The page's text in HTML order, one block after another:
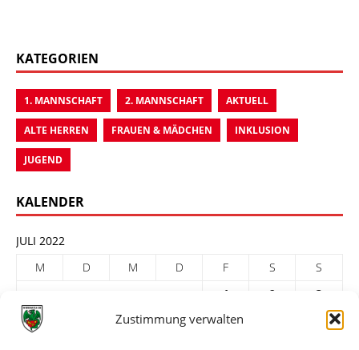
Zustimmung verwalten
KATEGORIEN
1. MANNSCHAFT 2. MANNSCHAFT AKTUELL
ALTE HERREN FRAUEN & MÄDCHEN INKLUSION
JUGEND
KALENDER
JULI 2022
M
D M D F S
S
1
2
3
4
6 7 8